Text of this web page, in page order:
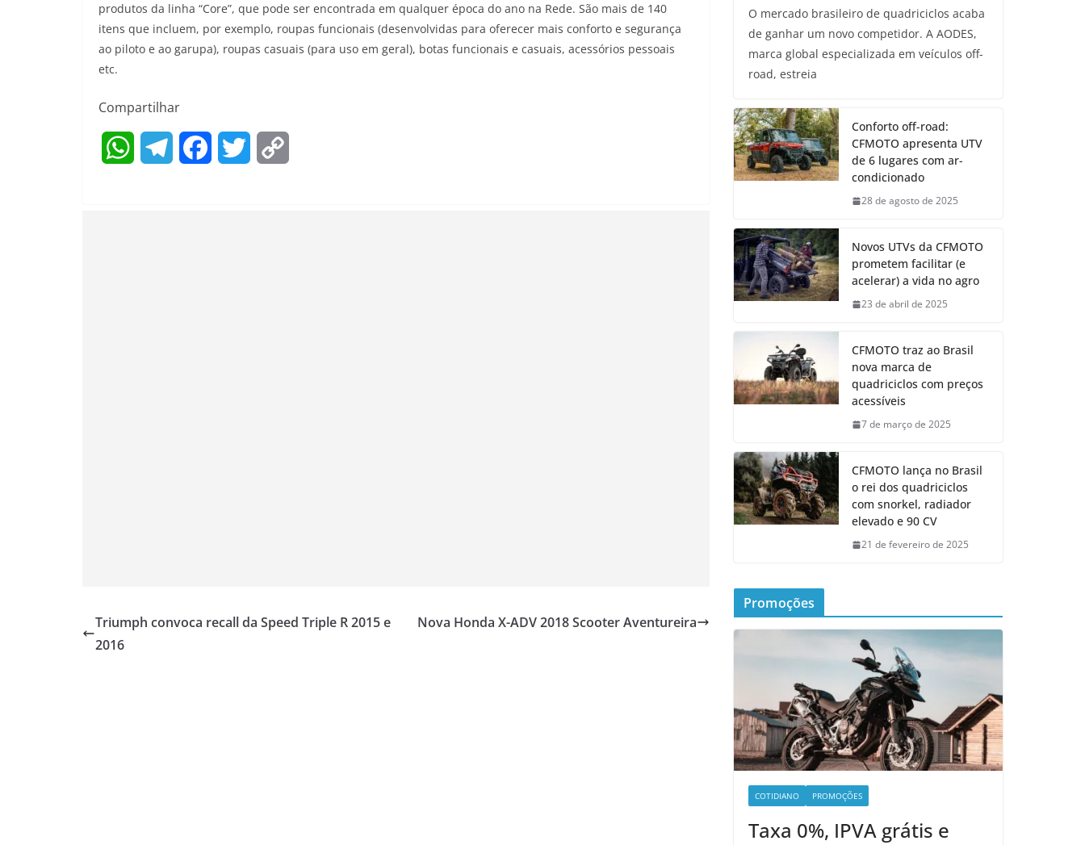
produtos da linha “Core”, que pode ser encontrada em qualquer época do ano na Rede. São mais de 140
itens que incluem, por exemplo, roupas funcionais (desenvolvidas para oferecer mais conforto e segurança
ao piloto e ao garupa), roupas casuais (para uso em geral), botas funcionais e casuais, acessórios pessoais
etc.
Compartilhar
W
Triumph convoca recall da Speed Triple R 2015 e
2016
Nova Honda X-ADV 2018 Scooter Aventureira
O mercado brasileiro de quadriciclos acaba
de ganhar um novo competidor. A AODES,
marca global especializada em veículos off-
road, estreia
Conforto off-road:
CFMOTO apresenta UTV
de 6 lugares com ar-
condicionado
28 de agosto de 2025
Novos UTVs da CFMOTO
prometem facilitar (e
acelerar) a vida no agro
23 de abril de 2025
CFMOTO traz ao Brasil
nova marca de
quadriciclos com preços
acessíveis
7 de março de 2025
CFMOTO lança no Brasil
o rei dos quadriciclos
com snorkel, radiador
elevado e 90 CV
21 de fevereiro de 2025
Promoções
COTIDIANO PROMOÇÕES
Taxa 0%, IPVA grátis e